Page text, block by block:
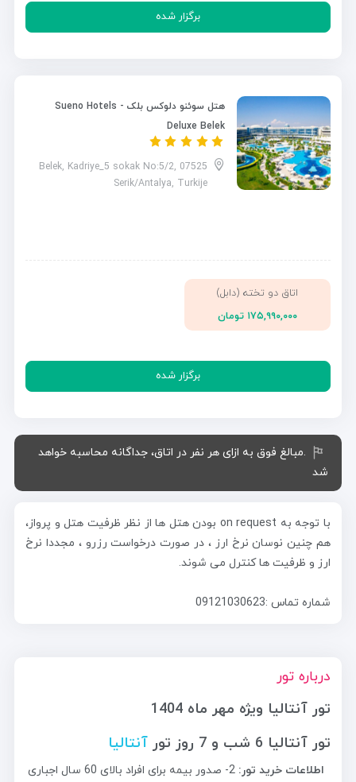
برگزار شده
هتل سوئنو دلوکس بلک - Sueno Hotels
Deluxe Belek
Belek, Kadriye_5 sokak No:5/2, 07525
Serik/Antalya, Turkije
اتاق دو تخته (دابل)
۱۷۵,۹۹۰,۰۰۰ تومان
برگزار شده
.مبالغ فوق به ازای هر نفر در اتاق، جداگانه محاسبه خواهد
شد
با توجه به on request بودن هتل ها از نظر ظرفیت هتل و پرواز،
هم چنین نوسان نرخ ارز ، در صورت درخواست رزرو ، مجددا نرخ
ارز و ظرفیت ها کنترل می شوند.
شماره تماس :09121030623
درباره تور
تور آنتالیا ویژه مهر ماه 1404
تور آنتالیا 6 شب و 7 روز تور
آنتالیا
اطلاعات خرید تور:
2- صدور بیمه برای افراد بالای 60 سال اجباری